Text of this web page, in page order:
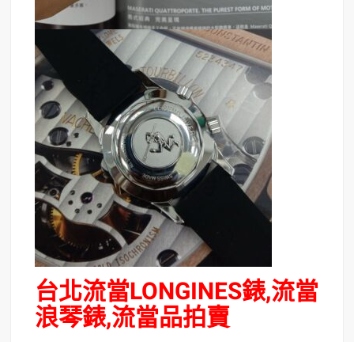
台北流當LONGINES錶,流當
浪琴錶,流當品拍賣